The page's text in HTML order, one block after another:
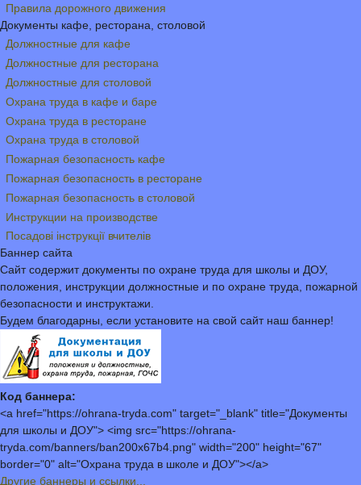
Правила дорожного движения
Документы кафе, ресторана, столовой
Должностные для кафе
Должностные для ресторана
Должностные для столовой
Охрана труда в кафе и баре
Охрана труда в ресторане
Охрана труда в столовой
Пожарная безопасность кафе
Пожарная безопасность в ресторане
Пожарная безопасность в столовой
Инструкции на производстве
Посадові інструкції вчителів
Баннер сайта
Сайт содержит документы по охране труда для школы и ДОУ,
положения, инструкции должностные и по охране труда, пожарной
безопасности и инструктажи.
Будем благодарны, если установите на свой сайт наш баннер!
Код баннера:
<a href="https://ohrana-tryda.com" target="_blank" title="Документы
для школы и ДОУ"> <img src="https://ohrana-
tryda.com/banners/ban200x67b4.png" width="200" height="67"
border="0" alt="Охрана труда в школе и ДОУ"></a>
Другие баннеры и ссылки...